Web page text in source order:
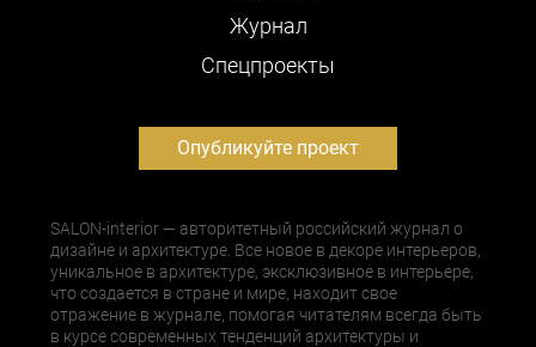
Журнал
Cпецпроекты
Опубликуйте проект
SALON-interior — авторитетный российский журнал о
дизайне и архитектуре. Все новое в декоре интерьеров,
уникальное в архитектуре, эксклюзивное в интерьере,
что создается в стране и мире, находит свое
отражение в журнале, помогая читателям всегда быть
в курсе современных тенденций архитектуры и